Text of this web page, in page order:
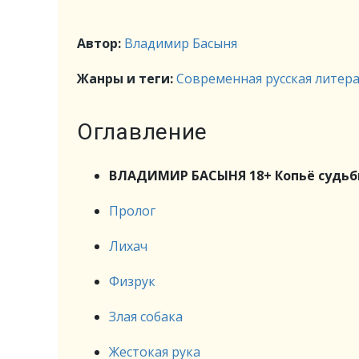
Автор: Владимир Басыня
Жанры и теги:Современная русская
Оглавление
ВЛАДИМИР БАСЫНЯ 18+ Копьё
Пролог
Лихач
Физрук
Злая собака
Жестокая рука